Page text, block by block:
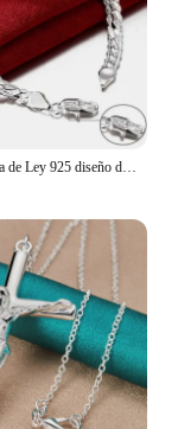
20-60cm Plata de Ley 925 diseño de marca de lujo collar Noble cadena para mujer hombres moda boda compromiso joyería regalos